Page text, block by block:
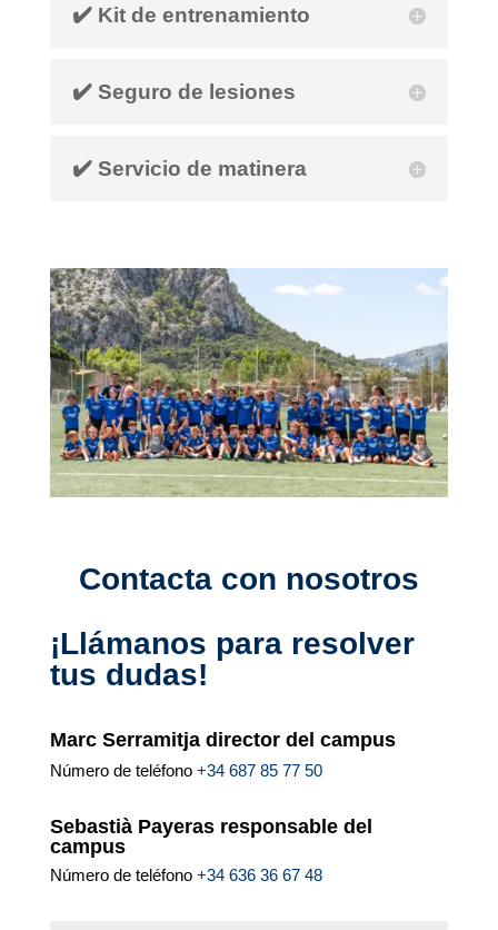
✔️ Kit de entrenamiento
✔️ Seguro de lesiones
✔️ Servicio de matinera
Contacta con nosotros
¡Llámanos para resolver
tus dudas!
Marc Serramitja director del campus
Número de teléfono +34 687 85 77 50
Sebastià Payeras responsable del
campus
Número de teléfono +34 636 36 67 48